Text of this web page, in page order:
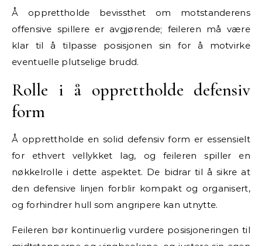
Å opprettholde bevissthet om motstanderens
offensive spillere er avgjørende; feileren må være
klar til å tilpasse posisjonen sin for å motvirke
eventuelle plutselige brudd.
Rolle i å opprettholde defensiv
form
Å opprettholde en solid defensiv form er essensielt
for ethvert vellykket lag, og feileren spiller en
nøkkelrolle i dette aspektet. De bidrar til å sikre at
den defensive linjen forblir kompakt og organisert,
og forhindrer hull som angripere kan utnytte.
Feileren bør kontinuerlig vurdere posisjoneringen til